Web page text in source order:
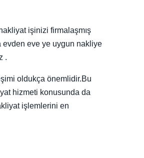
işinizi firmalaşmış
evden eve ye uygun nakliye
.
oldukça önemlidir.Bu
hizmeti konusunda da
işlemlerini en